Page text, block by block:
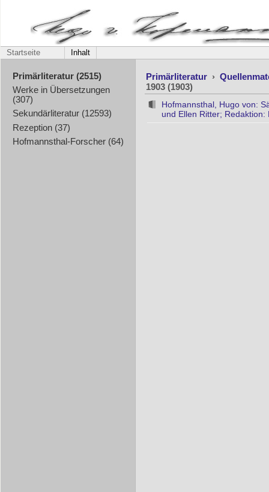
Startseite Inhalt
Primärliteratur (2515)
Werke in Übersetzungen
(307)
Sekundärliteratur (12593)
Rezeption (37)
Hofmannsthal-Forscher (64)
Primärliteratur ›
1903 (1903)
Hofmannsthal, Hugo von:
und Ellen Ritter;